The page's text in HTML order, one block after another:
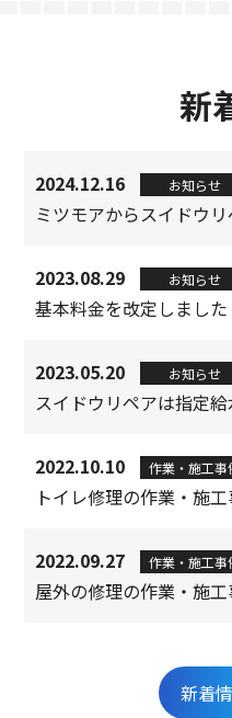
新
2024.12.16 お知らせ
2023.08.29 お知らせ
基本料金を改定しました
2023.05.20 お知らせ
スイドウリペアは指定
2022.10.10 作業・施工事
トイレ修理の作業・施
2022.09.27 作業・施工事
屋外の修理の作業・施工
新着